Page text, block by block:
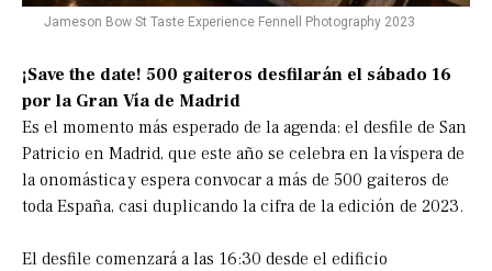
Jameson Bow St Taste Experience Fennell Photography 2023
¡Save the date! 500 gaiteros desfilarán el sábado 16
por la Gran Vía de Madrid
Es el momento más esperado de la agenda: el desfile de San
Patricio en Madrid, que este año se celebra en la víspera de
la onomástica y espera convocar a más de 500 gaiteros de
toda España, casi duplicando la cifra de la edición de 2023.
El desfile comenzará a las 16:30 desde el edificio